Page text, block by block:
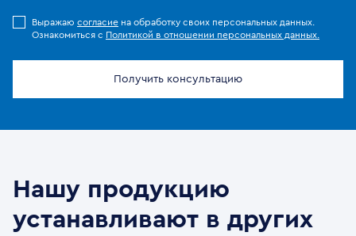
Выражаю согласие на обработку своих персональных данных.
Ознакомиться с Политикой в отношении персональных данных.
Получить консультацию
Нашу продукцию
устанавливают в других